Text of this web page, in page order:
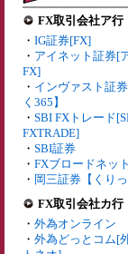
FX取引会社ア行
・ IG証券[FX]
・ アイネット証券[
FX]
・ インヴァスト証
く365】
・ SBI FXトレード
FXTRADE]
・ SBI証券
・ FXブロードネット
・ 岡三証券【くりっ
FX取引会社カ行
・ 外為オンライン
・ 外為どっとコム[